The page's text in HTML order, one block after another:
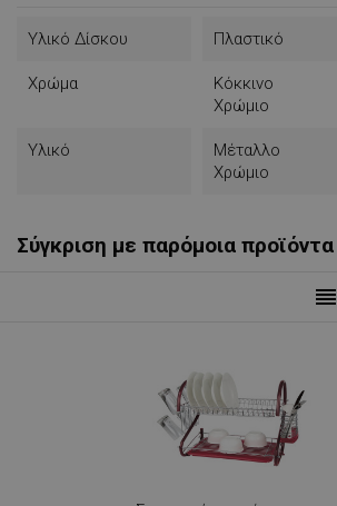
Υλικό Δίσκου Πλαστικό
Χρώμα
Κόκκινο
Χρώμιο
Υλικό
Μέταλλο
Χρώμιο
Σύγκριση με παρόμοια προϊόντα
reorder